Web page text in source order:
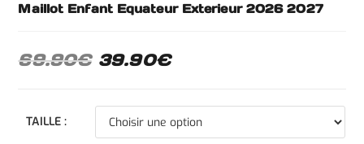
Maillot Enfant Equateur Exterieur 2026 2027
69.90€ 39.90€
TAILLE :